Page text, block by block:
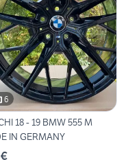
6
18 - 19 BMW 555 M
IN GERMANY